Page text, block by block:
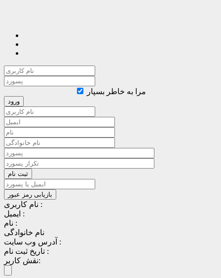
مرا به خاطر بسپار
نام کاربری :
ایمیل :
نام :
نام خانوادگی
آدرس وب سایت :
تاریخ ثبت نام :
نقش کاربر: